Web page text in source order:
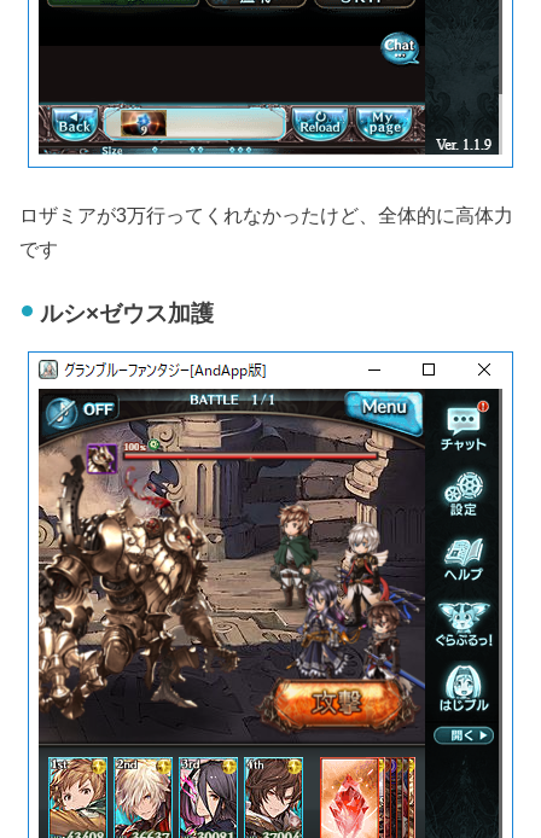
ロザミアが3万行ってくれなかったけど、全体的に高体力
です
ルシ×ゼウス加護